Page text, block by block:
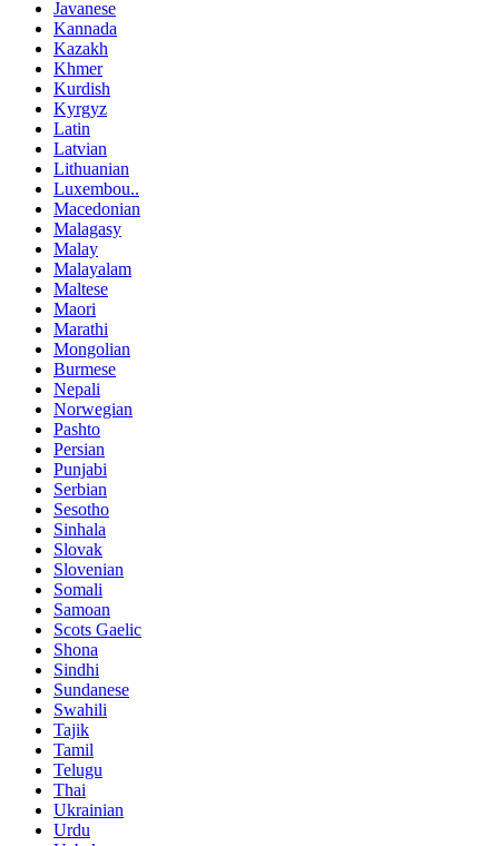
Javanese
Kannada
Kazakh
Khmer
Kurdish
Kyrgyz
Latin
Latvian
Lithuanian
Luxembou..
Macedonian
Malagasy
Malay
Malayalam
Maltese
Maori
Marathi
Mongolian
Burmese
Nepali
Norwegian
Pashto
Persian
Punjabi
Serbian
Sesotho
Sinhala
Slovak
Slovenian
Somali
Samoan
Scots Gaelic
Shona
Sindhi
Sundanese
Swahili
Tajik
Tamil
Telugu
Thai
Ukrainian
Urdu